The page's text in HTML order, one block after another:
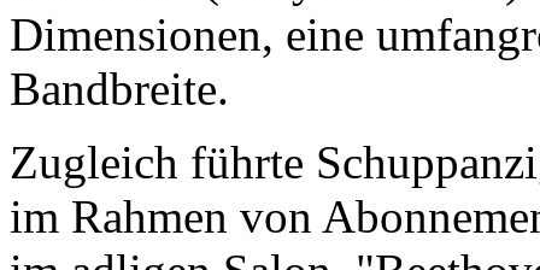
Dimensionen, eine
Bandbreite.
Zugleich führte
im Rahmen von